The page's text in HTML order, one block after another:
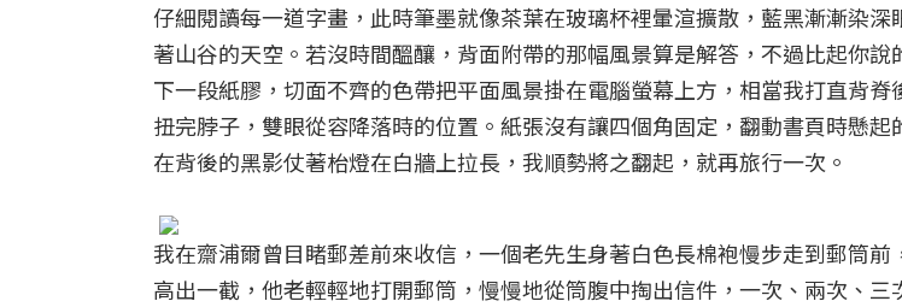
仔細閱讀每一道字畫，此時筆墨就像茶葉在玻璃杯裡暈渲擴散，藍黑漸漸染深
著山谷的天空。若沒時間醞釀，背面附帶的那幅風景算是解答，不過比起你
下一段紙膠，切面不齊的色帶把平面風景掛在電腦螢幕上方，相當我打直背脊
扭完脖子，雙眼從容降落時的位置。紙張沒有讓四個角固定，翻動書頁時懸
在背後的黑影仗著枱燈在白牆上拉長，我順勢將之翻起，就再旅行一次。
我在齋浦爾曾目睹郵差前來收信，一個老先生身著白色長棉袍慢步走到郵筒前
高出一截，他老輕輕地打開郵筒，慢慢地從筒腹中掏出信件，一次、兩次、